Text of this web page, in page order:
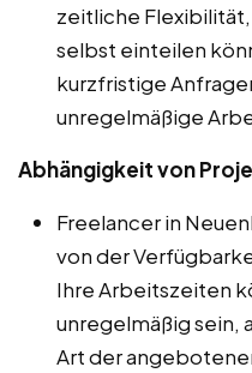
zeitliche
selbst einteilen
kurzfristige
unregelmäßige
Abhängigkeit von
Freelancer in
von der
Ihre Arbeitszeiten
unregelmäßig sein,
Art der